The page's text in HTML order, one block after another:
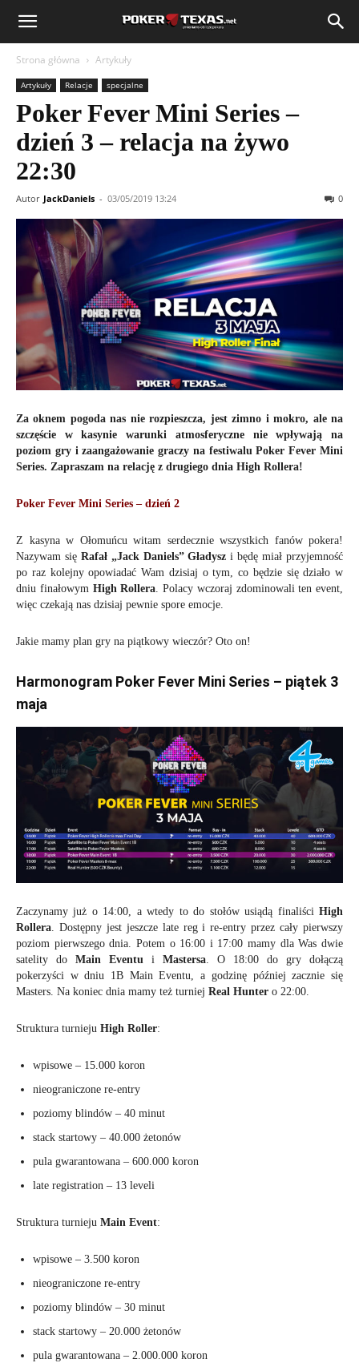
Strona główna Artykuły
Artykuły Relacje specjalne
Poker Fever Mini Series –
dzień 3 – relacja na żywo
22:30
Autor JackDaniels - 03/05/2019 13:24 0
Za oknem pogoda nas nie rozpieszcza, jest zimno i mokro, ale na
szczęście w kasynie warunki atmosferyczne nie wpływają na
poziom gry i zaangażowanie graczy na festiwalu Poker Fever Mini
Series. Zapraszam na relację z drugiego dnia High Rollera!
Poker Fever Mini Series – dzień 2
Z kasyna w Ołomuńcu witam serdecznie wszystkich fanów pokera!
Nazywam się Rafał „Jack Daniels” Gładysz i będę miał przyjemność
po raz kolejny opowiadać Wam dzisiaj o tym, co będzie się działo w
dniu finałowym High Rollera . Polacy wczoraj zdominowali ten event,
więc czekają nas dzisiaj pewnie spore emocje.
Jakie mamy plan gry na piątkowy wieczór? Oto on!
Harmonogram Poker Fever Mini Series – piątek 3
maja
Zaczynamy już o 14:00, a wtedy to do stołów usiądą finaliści High
Rollera. Dostępny jest jeszcze late reg i re-entry przez cały pierwszy
poziom pierwszego dnia. Potem o 16:00 i 17:00 mamy dla Was dwie
satelity do Main Eventu i Mastersa. O 18:00 do gry dołączą
pokerzyści w dniu 1B Main Eventu, a godzinę później zacznie się
Masters. Na koniec dnia mamy też turniej Real Hunter o 22:00.
Struktura turnieju High Roller:
wpisowe – 15.000 koron
nieograniczone re-entry
poziomy blindów – 40 minut
stack startowy – 40.000 żetonów
pula gwarantowana – 600.000 koron
late registration – 13 leveli
Struktura turnieju Main Event:
wpisowe – 3.500 koron
nieograniczone re-entry
poziomy blindów – 30 minut
stack startowy – 20.000 żetonów
pula gwarantowana – 2.000.000 koron